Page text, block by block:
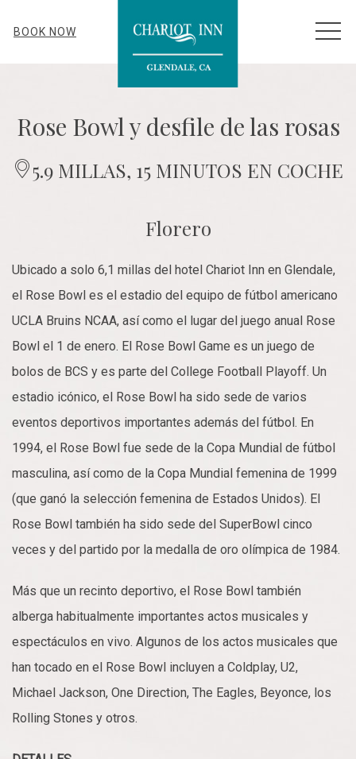
BOOK NOW
Rose Bowl y desfile de las rosas
​5.9 MILLAS, 15 MINUTOS EN COCHE
Florero
Ubicado a solo 6,1 millas del hotel Chariot Inn en Glendale,
el Rose Bowl es el estadio del equipo de fútbol americano
UCLA Bruins NCAA, así como el lugar del juego anual Rose
Bowl el 1 de enero. El Rose Bowl Game es un juego de
bolos de BCS y es parte del College Football Playoff. Un
estadio icónico, el Rose Bowl ha sido sede de varios
eventos deportivos importantes además del fútbol. En
1994, el Rose Bowl fue sede de la Copa Mundial de fútbol
masculina, así como de la Copa Mundial femenina de 1999
(que ganó la selección femenina de Estados Unidos). El
Rose Bowl también ha sido sede del SuperBowl cinco
veces y del partido por la medalla de oro olímpica de 1984.
Más que un recinto deportivo, el Rose Bowl también
alberga habitualmente importantes actos musicales y
espectáculos en vivo. Algunos de los actos musicales que
han tocado en el Rose Bowl incluyen a Coldplay, U2,
Michael Jackson, One Direction, The Eagles, Beyonce, los
Rolling Stones y otros.